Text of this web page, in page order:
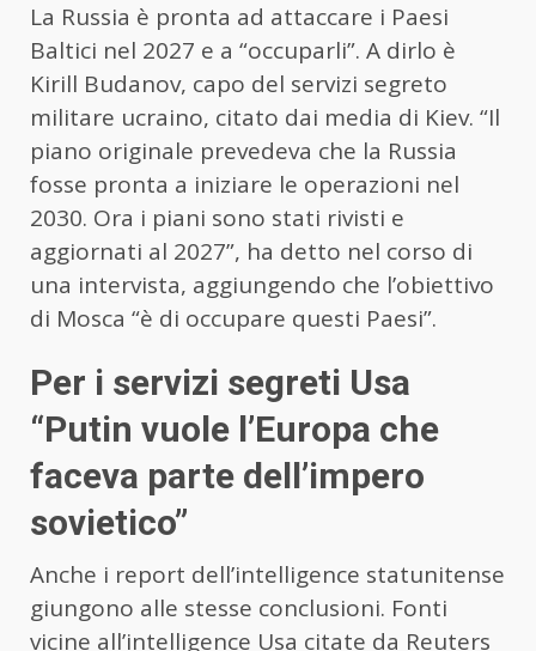
La Russia è pronta ad attaccare i Paesi
Baltici nel 2027 e a “occuparli”. A dirlo è
Kirill Budanov, capo del servizi segreto
militare ucraino, citato dai media di Kiev. “Il
piano originale prevedeva che la Russia
fosse pronta a iniziare le operazioni nel
2030. Ora i piani sono stati rivisti e
aggiornati al 2027”, ha detto nel corso di
una intervista, aggiungendo che l’obiettivo
di Mosca “è di occupare questi Paesi”.
Per i servizi segreti Usa
“Putin vuole l’Europa che
faceva parte dell’impero
sovietico”
Anche i report dell’intelligence statunitense
giungono alle stesse conclusioni. Fonti
vicine all’intelligence Usa citate da Reuters